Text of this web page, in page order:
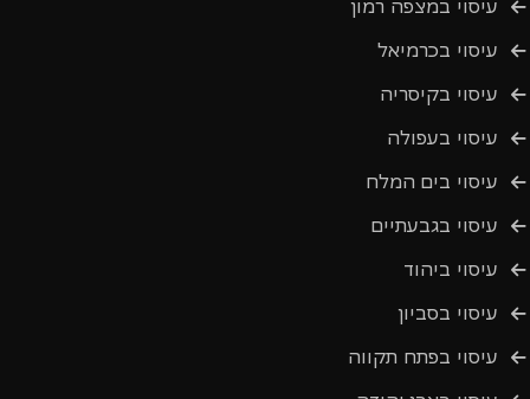
עיסוי במצפה רמון
עיסוי בכרמיאל
עיסוי בקיסריה
עיסוי בעפולה
עיסוי בים המלח
עיסוי בגבעתיים
עיסוי ביהוד
עיסוי בסביון
עיסוי בפתח תקווה